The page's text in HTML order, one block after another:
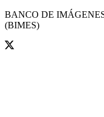
BANCO DE
(BIMES)